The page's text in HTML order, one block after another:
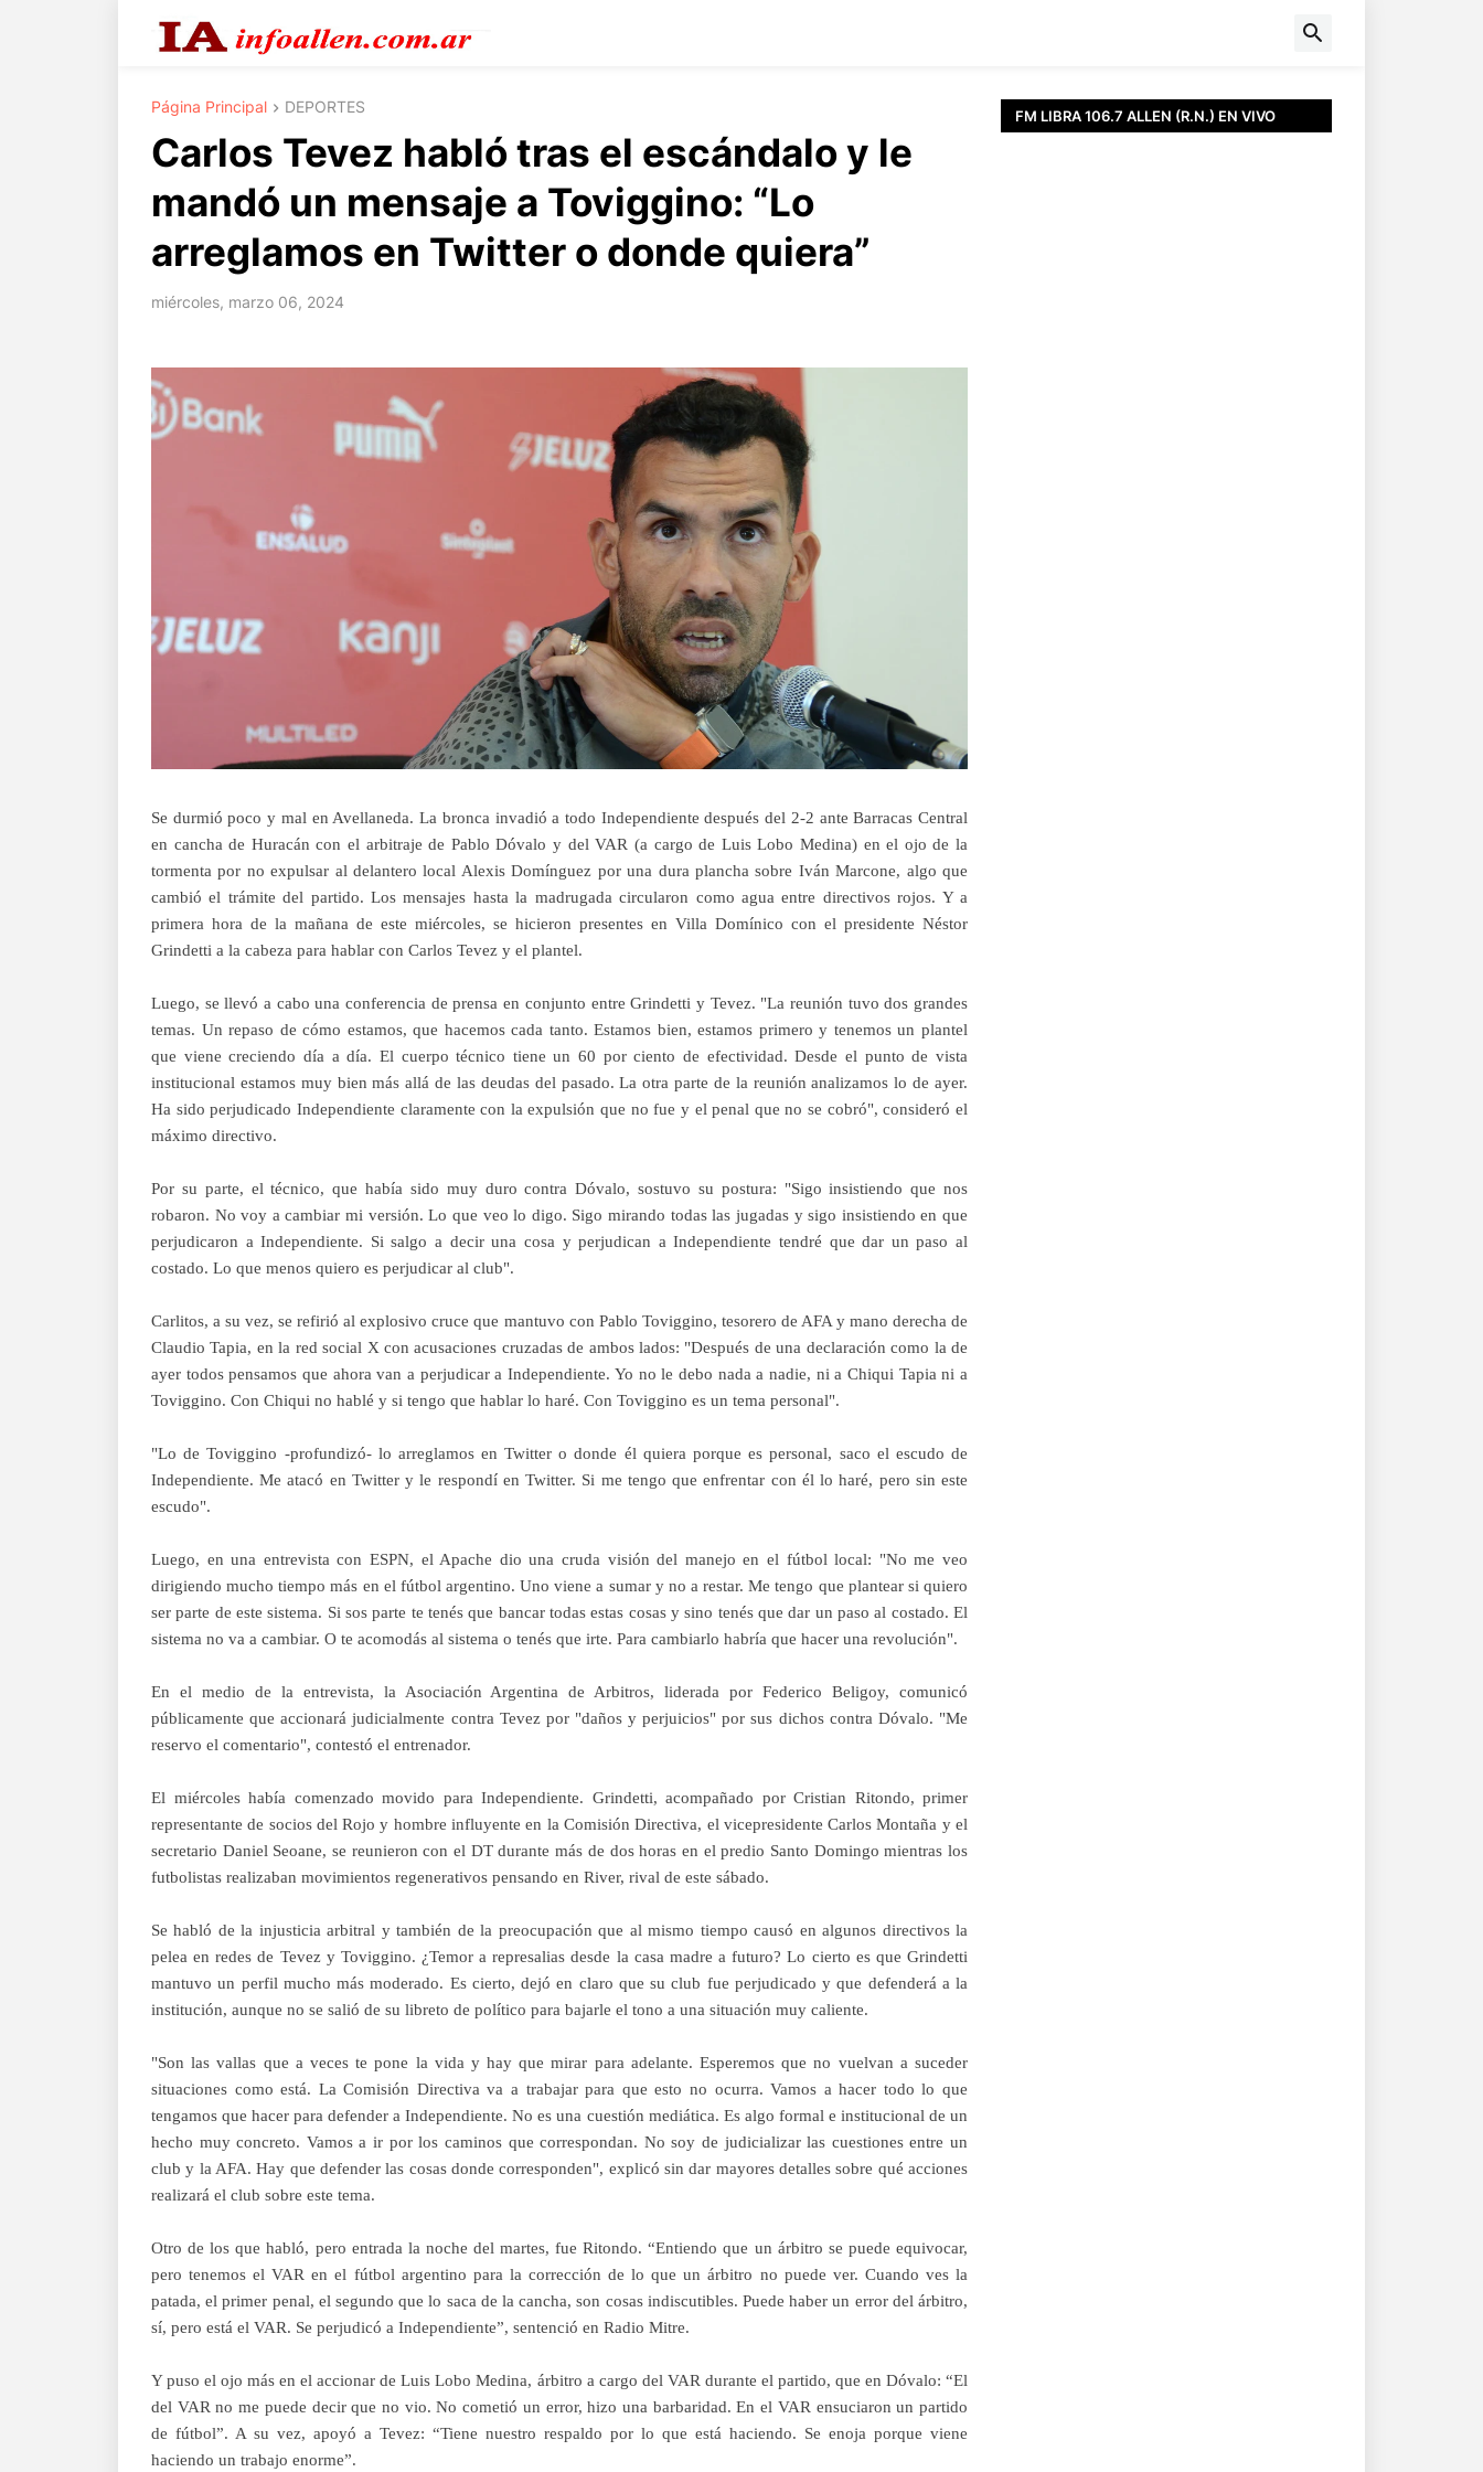
Página Principal DEPORTES
Carlos Tevez habló tras el escándalo y le
mandó un mensaje a Toviggino: “Lo
arreglamos en Twitter o donde quiera”
miércoles, marzo 06, 2024
Se durmió poco y mal en Avellaneda. La bronca invadió a todo Independiente después del 2-2 ante Barracas Central
en cancha de Huracán con el arbitraje de Pablo Dóvalo y del VAR (a cargo de Luis Lobo Medina) en el ojo de la
tormenta por no expulsar al delantero local Alexis Domínguez por una dura plancha sobre Iván Marcone, algo que
cambió el trámite del partido. Los mensajes hasta la madrugada circularon como agua entre directivos rojos. Y a
primera hora de la mañana de este miércoles, se hicieron presentes en Villa Domínico con el presidente Néstor
Grindetti a la cabeza para hablar con Carlos Tevez y el plantel.
Luego, se llevó a cabo una conferencia de prensa en conjunto entre Grindetti y Tevez. "La reunión tuvo dos grandes
temas. Un repaso de cómo estamos, que hacemos cada tanto. Estamos bien, estamos primero y tenemos un plantel
que viene creciendo día a día. El cuerpo técnico tiene un 60 por ciento de efectividad. Desde el punto de vista
institucional estamos muy bien más allá de las deudas del pasado. La otra parte de la reunión analizamos lo de ayer.
Ha sido perjudicado Independiente claramente con la expulsión que no fue y el penal que no se cobró", consideró el
máximo directivo.
Por su parte, el técnico, que había sido muy duro contra Dóvalo, sostuvo su postura: "Sigo insistiendo que nos
robaron. No voy a cambiar mi versión. Lo que veo lo digo. Sigo mirando todas las jugadas y sigo insistiendo en que
perjudicaron a Independiente. Si salgo a decir una cosa y perjudican a Independiente tendré que dar un paso al
costado. Lo que menos quiero es perjudicar al club".
Carlitos, a su vez, se refirió al explosivo cruce que mantuvo con Pablo Toviggino, tesorero de AFA y mano derecha de
Claudio Tapia, en la red social X con acusaciones cruzadas de ambos lados: "Después de una declaración como la de
ayer todos pensamos que ahora van a perjudicar a Independiente. Yo no le debo nada a nadie, ni a Chiqui Tapia ni a
Toviggino. Con Chiqui no hablé y si tengo que hablar lo haré. Con Toviggino es un tema personal".
"Lo de Toviggino -profundizó- lo arreglamos en Twitter o donde él quiera porque es personal, saco el escudo de
Independiente. Me atacó en Twitter y le respondí en Twitter. Si me tengo que enfrentar con él lo haré, pero sin este
escudo".
Luego, en una entrevista con ESPN, el Apache dio una cruda visión del manejo en el fútbol local: "No me veo
dirigiendo mucho tiempo más en el fútbol argentino. Uno viene a sumar y no a restar. Me tengo que plantear si quiero
ser parte de este sistema. Si sos parte te tenés que bancar todas estas cosas y sino tenés que dar un paso al costado. El
sistema no va a cambiar. O te acomodás al sistema o tenés que irte. Para cambiarlo habría que hacer una revolución".
En el medio de la entrevista, la Asociación Argentina de Arbitros, liderada por Federico Beligoy, comunicó
públicamente que accionará judicialmente contra Tevez por "daños y perjuicios" por sus dichos contra Dóvalo. "Me
reservo el comentario", contestó el entrenador.
El miércoles había comenzado movido para Independiente. Grindetti, acompañado por Cristian Ritondo, primer
representante de socios del Rojo y hombre influyente en la Comisión Directiva, el vicepresidente Carlos Montaña y el
secretario Daniel Seoane, se reunieron con el DT durante más de dos horas en el predio Santo Domingo mientras los
futbolistas realizaban movimientos regenerativos pensando en River, rival de este sábado.
Se habló de la injusticia arbitral y también de la preocupación que al mismo tiempo causó en algunos directivos la
pelea en redes de Tevez y Toviggino. ¿Temor a represalias desde la casa madre a futuro? Lo cierto es que Grindetti
mantuvo un perfil mucho más moderado. Es cierto, dejó en claro que su club fue perjudicado y que defenderá a la
institución, aunque no se salió de su libreto de político para bajarle el tono a una situación muy caliente.
"Son las vallas que a veces te pone la vida y hay que mirar para adelante. Esperemos que no vuelvan a suceder
situaciones como está. La Comisión Directiva va a trabajar para que esto no ocurra. Vamos a hacer todo lo que
tengamos que hacer para defender a Independiente. No es una cuestión mediática. Es algo formal e institucional de un
hecho muy concreto. Vamos a ir por los caminos que correspondan. No soy de judicializar las cuestiones entre un
club y la AFA. Hay que defender las cosas donde corresponden", explicó sin dar mayores detalles sobre qué acciones
realizará el club sobre este tema.
Otro de los que habló, pero entrada la noche del martes, fue Ritondo. “Entiendo que un árbitro se puede equivocar,
pero tenemos el VAR en el fútbol argentino para la corrección de lo que un árbitro no puede ver. Cuando ves la
patada, el primer penal, el segundo que lo saca de la cancha, son cosas indiscutibles. Puede haber un error del árbitro,
sí, pero está el VAR. Se perjudicó a Independiente”, sentenció en Radio Mitre.
Y puso el ojo más en el accionar de Luis Lobo Medina, árbitro a cargo del VAR durante el partido, que en Dóvalo: “El
del VAR no me puede decir que no vio. No cometió un error, hizo una barbaridad. En el VAR ensuciaron un partido
de fútbol”. A su vez, apoyó a Tevez: “Tiene nuestro respaldo por lo que está haciendo. Se enoja porque viene
haciendo un trabajo enorme”.
FM LIBRA 106.7 ALLEN (R.N.) EN VIVO